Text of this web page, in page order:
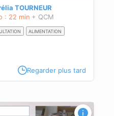
TOURNEUR
: 22 min + QCM
ALIMENTATION
Regarder plus tard